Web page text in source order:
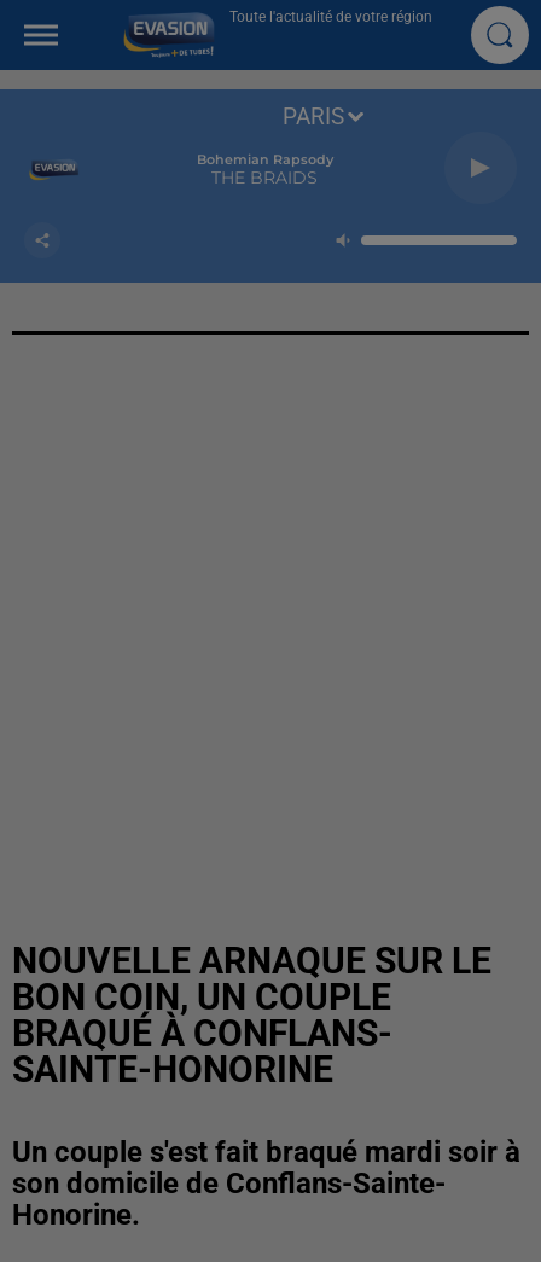
Toute l'actualité de votre région
Bohemian Rapsody
THE BRAIDS
PARIS
NOUVELLE ARNAQUE SUR LE
BON COIN, UN COUPLE
BRAQUÉ À CONFLANS-
SAINTE-HONORINE
Un couple s'est fait braqué mardi soir à
son domicile de Conflans-Sainte-
Honorine.